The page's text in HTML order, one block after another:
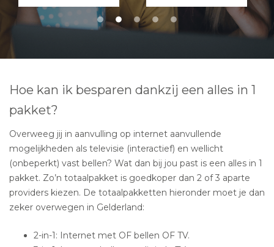
Hoe kan ik besparen dankzij een alles in 1
pakket?
Overweeg jij in aanvulling op internet aanvullende
mogelijkheden als televisie (interactief) en wellicht
(onbeperkt) vast bellen? Wat dan bij jou past is een alles in 1
pakket. Zo’n totaalpakket is goedkoper dan 2 of 3 aparte
providers kiezen. De totaalpakketten hieronder moet je dan
zeker overwegen in Gelderland:
2-in-1: Internet met OF bellen OF TV.